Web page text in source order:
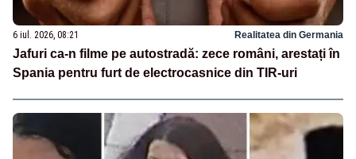
6 iul. 2026, 08:21 Realitatea din Germania
Jafuri ca-n filme pe autostradă: zece români, arestați în
Spania pentru furt de electrocasnice din TIR-uri